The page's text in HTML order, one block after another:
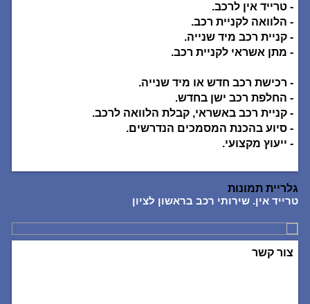
- טרייד אין לרכב.
- הלוואה לקניית רכב.
- קניית רכב מיד שנייה.
- מתן אשראי לקניית רכב.
- רכישת רכב חדש או מיד שנייה.
- החלפת רכב ישן בחדש.
- קניית רכב באשראי, קבלת הלוואה לרכב.
- סיוע בהכנת המסמכים הנדרשים.
- ייעוץ מקצועי.
גלריית תמונות
טרייד אין. שירותי רכב בראשון לציון
צור קשר